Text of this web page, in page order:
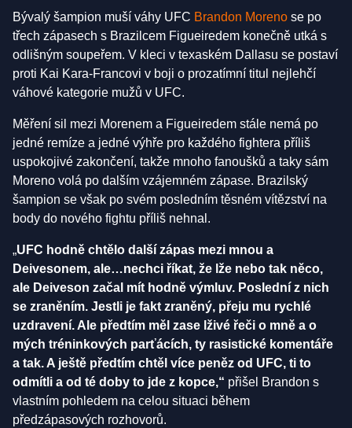
Bývalý šampion muší váhy UFC Brandon Moreno se po
třech zápasech s Brazilcem Figueiredem konečně utká s
odlišným soupeřem. V kleci v texaském Dallasu se postaví
proti Kai Kara-Francovi v boji o prozatímní titul nejlehčí
váhové kategorie mužů v UFC.
Měření sil mezi Morenem a Figueiredem stále nemá po
jedné remíze a jedné výhře pro každého fightera příliš
uspokojivé zakončení, takže mnoho fanoušků a taky sám
Moreno volá po dalším vzájemném zápase. Brazilský
šampion se však po svém posledním těsném vítězství na
body do nového fightu příliš nehnal.
„UFC hodně chtělo další zápas mezi mnou a
Deivesonem, ale…nechci říkat, že lže nebo tak něco,
ale Deiveson začal mít hodně výmluv. Poslední z nich
se zraněním. Jestli je fakt zraněný, přeju mu rychlé
uzdravení. Ale předtím měl zase lživé řeči o mně a o
mých tréninkových parťácích, ty rasistické komentáře
a tak. A ještě předtím chtěl více peněz od UFC, ti to
odmítli a od té doby to jde z kopce,“ přišel Brandon s
vlastním pohledem na celou situaci během
předzápasových rozhovorů.